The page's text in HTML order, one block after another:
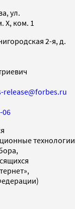
ул.
X, ком. 1
2-я, д.
release@forbes.ru
06
технологии